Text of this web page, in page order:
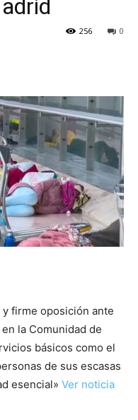
0
256
firme oposición ante
la Comunidad de
básicos como el
de sus escasas
esencial» Ver noticia